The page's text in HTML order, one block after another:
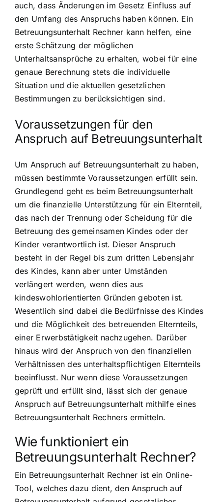
auch, dass Änderungen im Gesetz Einfluss auf
den Umfang des Anspruchs haben können. Ein
Betreuungsunterhalt Rechner kann helfen, eine
erste Schätzung der möglichen
Unterhaltsansprüche zu erhalten, wobei für eine
genaue Berechnung stets die individuelle
Situation und die aktuellen gesetzlichen
Bestimmungen zu berücksichtigen sind.
Voraussetzungen für den
Anspruch auf Betreuungsunterhalt
Um Anspruch auf Betreuungsunterhalt zu haben,
müssen bestimmte Voraussetzungen erfüllt sein.
Grundlegend geht es beim Betreuungsunterhalt
um die finanzielle Unterstützung für ein Elternteil,
das nach der Trennung oder Scheidung für die
Betreuung des gemeinsamen Kindes oder der
Kinder verantwortlich ist. Dieser Anspruch
besteht in der Regel bis zum dritten Lebensjahr
des Kindes, kann aber unter Umständen
verlängert werden, wenn dies aus
kindeswohlorientierten Gründen geboten ist.
Wesentlich sind dabei die Bedürfnisse des Kindes
und die Möglichkeit des betreuenden Elternteils,
einer Erwerbstätigkeit nachzugehen. Darüber
hinaus wird der Anspruch von den finanziellen
Verhältnissen des unterhaltspflichtigen Elternteils
beeinflusst. Nur wenn diese Voraussetzungen
geprüft und erfüllt sind, lässt sich der genaue
Anspruch auf Betreuungsunterhalt mithilfe eines
Betreuungsunterhalt Rechners ermitteln.
Wie funktioniert ein
Betreuungsunterhalt Rechner?
Ein Betreuungsunterhalt Rechner ist ein Online-
Tool, welches dazu dient, den Anspruch auf